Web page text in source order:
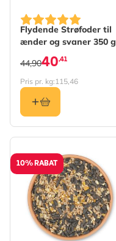
Flydende Strøfoder til
ænder og svaner 350 g
40,41
44,90
Pris pr. kg:115,46
10% RABAT